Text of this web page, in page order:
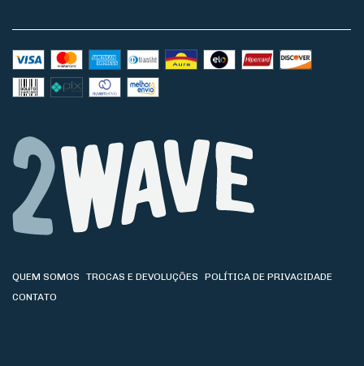
QUEM SOMOS TROCAS E DEVOLUÇÕES
POLÍTICA DE PRIVACIDADE
CONTATO